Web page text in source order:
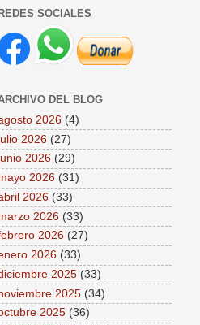
SOCIALES
DEL BLOG
2026 (4)
2026 (27)
2026 (29)
2026 (31)
2026 (33)
2026 (33)
2026 (27)
2026 (33)
2025 (33)
2025 (34)
2025 (36)